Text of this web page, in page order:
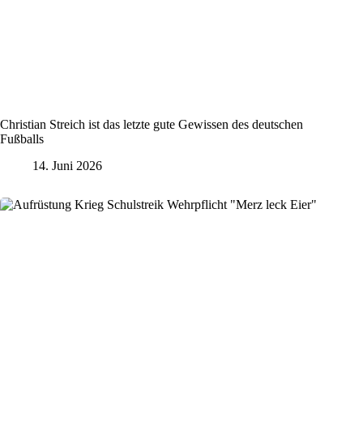
Christian Streich ist das letzte gute Gewissen des deutschen
Fußballs
14. Juni 2026